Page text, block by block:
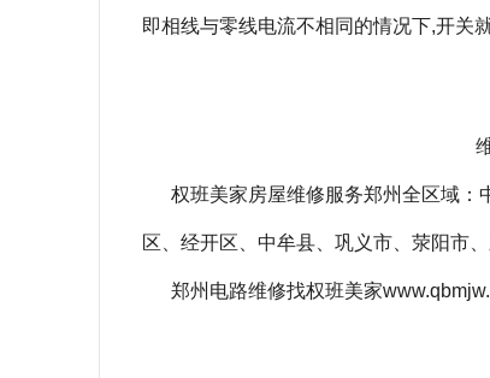
即相线与零线电流不相同的情况下,开关
权班美家房屋维修服务郑州全区域：
区、经开区、中牟县、巩义市、荥阳市
郑州电路维修找权班美家